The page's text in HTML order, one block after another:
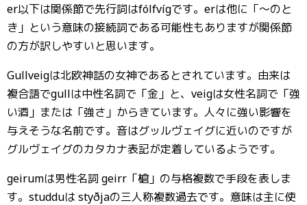
er以下は関係節で先行詞はfólfvígです。erは他に「〜のと
き」という意味の接続詞である可能性もありますが関係節
の方が訳しやすいと思います。
Gullveigは北欧神話の女神であるとされています。由来は
複合語でgullは中性名詞で「金」と、veigは女性名詞で「強
い酒」または「強さ」からきています。人々に強い影響を
与えそうな名前です。音はグッルヴェイグに近いのですが
グルヴェイグのカタカナ表記が定着しているようです。
geirumは男性名詞 geirr「槍」の与格複数で手段を表しま
す。studduは styðjaの三人称複数過去です。意味は主に使